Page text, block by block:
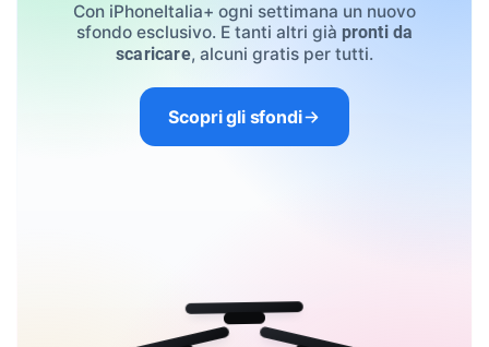
Con iPhoneItalia+ ogni settimana un nuovo
sfondo esclusivo. E tanti altri già pronti da
scaricare, alcuni gratis per tutti.
Scopri gli sfondi